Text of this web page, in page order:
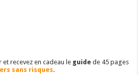
recevez en cadeau le guide de 45 pages
sans risques.